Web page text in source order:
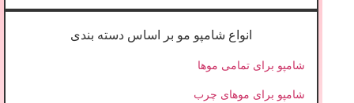
انواع شامپو مو بر اساس دسته بندی
شامپو برای تمامی موها
شامپو برای موهای چرب